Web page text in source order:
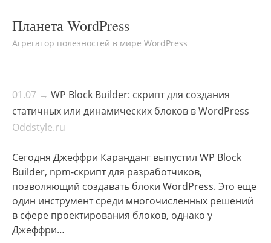
Планета WordPress
Агрегатор полезностей в мире WordPress
01.07 → WP Block Builder: скрипт для создания
статичных или динамических блоков в WordPress
Oddstyle.ru
Сегодня Джеффри Каранданг выпустил WP Block
Builder, npm-скрипт для разработчиков,
позволяющий создавать блоки WordPress. Это еще
один инструмент среди многочисленных решений
в сфере проектирования блоков, однако у
Джеффри…